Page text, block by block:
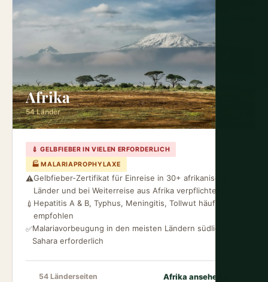
Afrika
54 Länder
💉 GELBFIEBER IN VIELEN ERFORDERLICH
🏭 MALARIAPROPHYLAXE
⚠️Gelbfieber-Zertifikat für Einreise in 30+ afrikanische
Länder und bei Weiterreise aus Afrika verpflichtend
💉 Hepatitis A & B, Typhus, Meningitis, Tollwut häufig
empfohlen
✅Malariavorbeugung in den meisten Ländern südlich der
Sahara erforderlich
54 Länderseiten Afrika ansehen